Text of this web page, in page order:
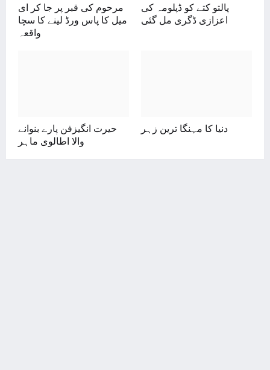
مرحوم کی قبر پر جا کر ای
میل کا پاس ورڈ لینے کا سچا
واقعہ
پالتو کتے کو ڈپلومہ کی
اعزازی ڈگری مل گئی
حیرت انگیزفن پارے بنوانے
والا اطالوی ماہر
دنیا کا مہنگا ترین زہر